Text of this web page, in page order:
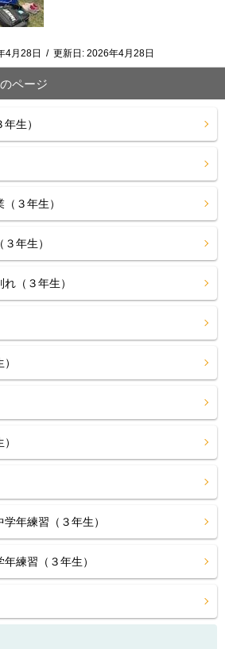
4月28日 / 更新日: 2026年4月28日
ページ
生）
３年生）
年生）
（３年生）
年練習（３年生）
練習（３年生）